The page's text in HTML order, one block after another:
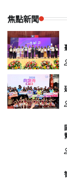
焦點新聞